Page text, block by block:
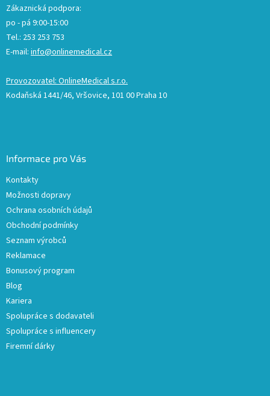
Zákaznická podpora:
po - pá 9:00-15:00
Tel.: 253 253 753
E-mail: info@onlinemedical.cz
Provozovatel: OnlineMedical s.r.o.
Kodaňská 1441/46, Vršovice, 101 00 Praha 10
Informace pro Vás
Kontakty
Možnosti dopravy
Ochrana osobních údajů
Obchodní podmínky
Seznam výrobců
Reklamace
Bonusový program
Blog
Kariera
Spolupráce s dodavateli
Spolupráce s influencery
Firemní dárky